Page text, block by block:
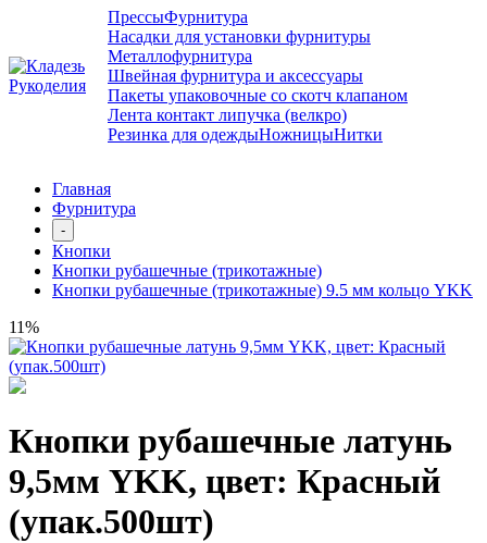
ПрессыФурнитура
Насадки для установки фурнитуры
Металлофурнитура
Швейная фурнитура и аксессуары
Пакеты упаковочные со скотч клапаном
Лента контакт липучка (велкро)
Резинка для одеждыНожницыНитки
Главная
Фурнитура
-
Кнопки
Кнопки рубашечные (трикотажные)
Кнопки рубашечные (трикотажные) 9.5 мм кольцо YKK
11%
Кнопки рубашечные латунь
9,5мм YKK, цвет: Красный
(упак.500шт)